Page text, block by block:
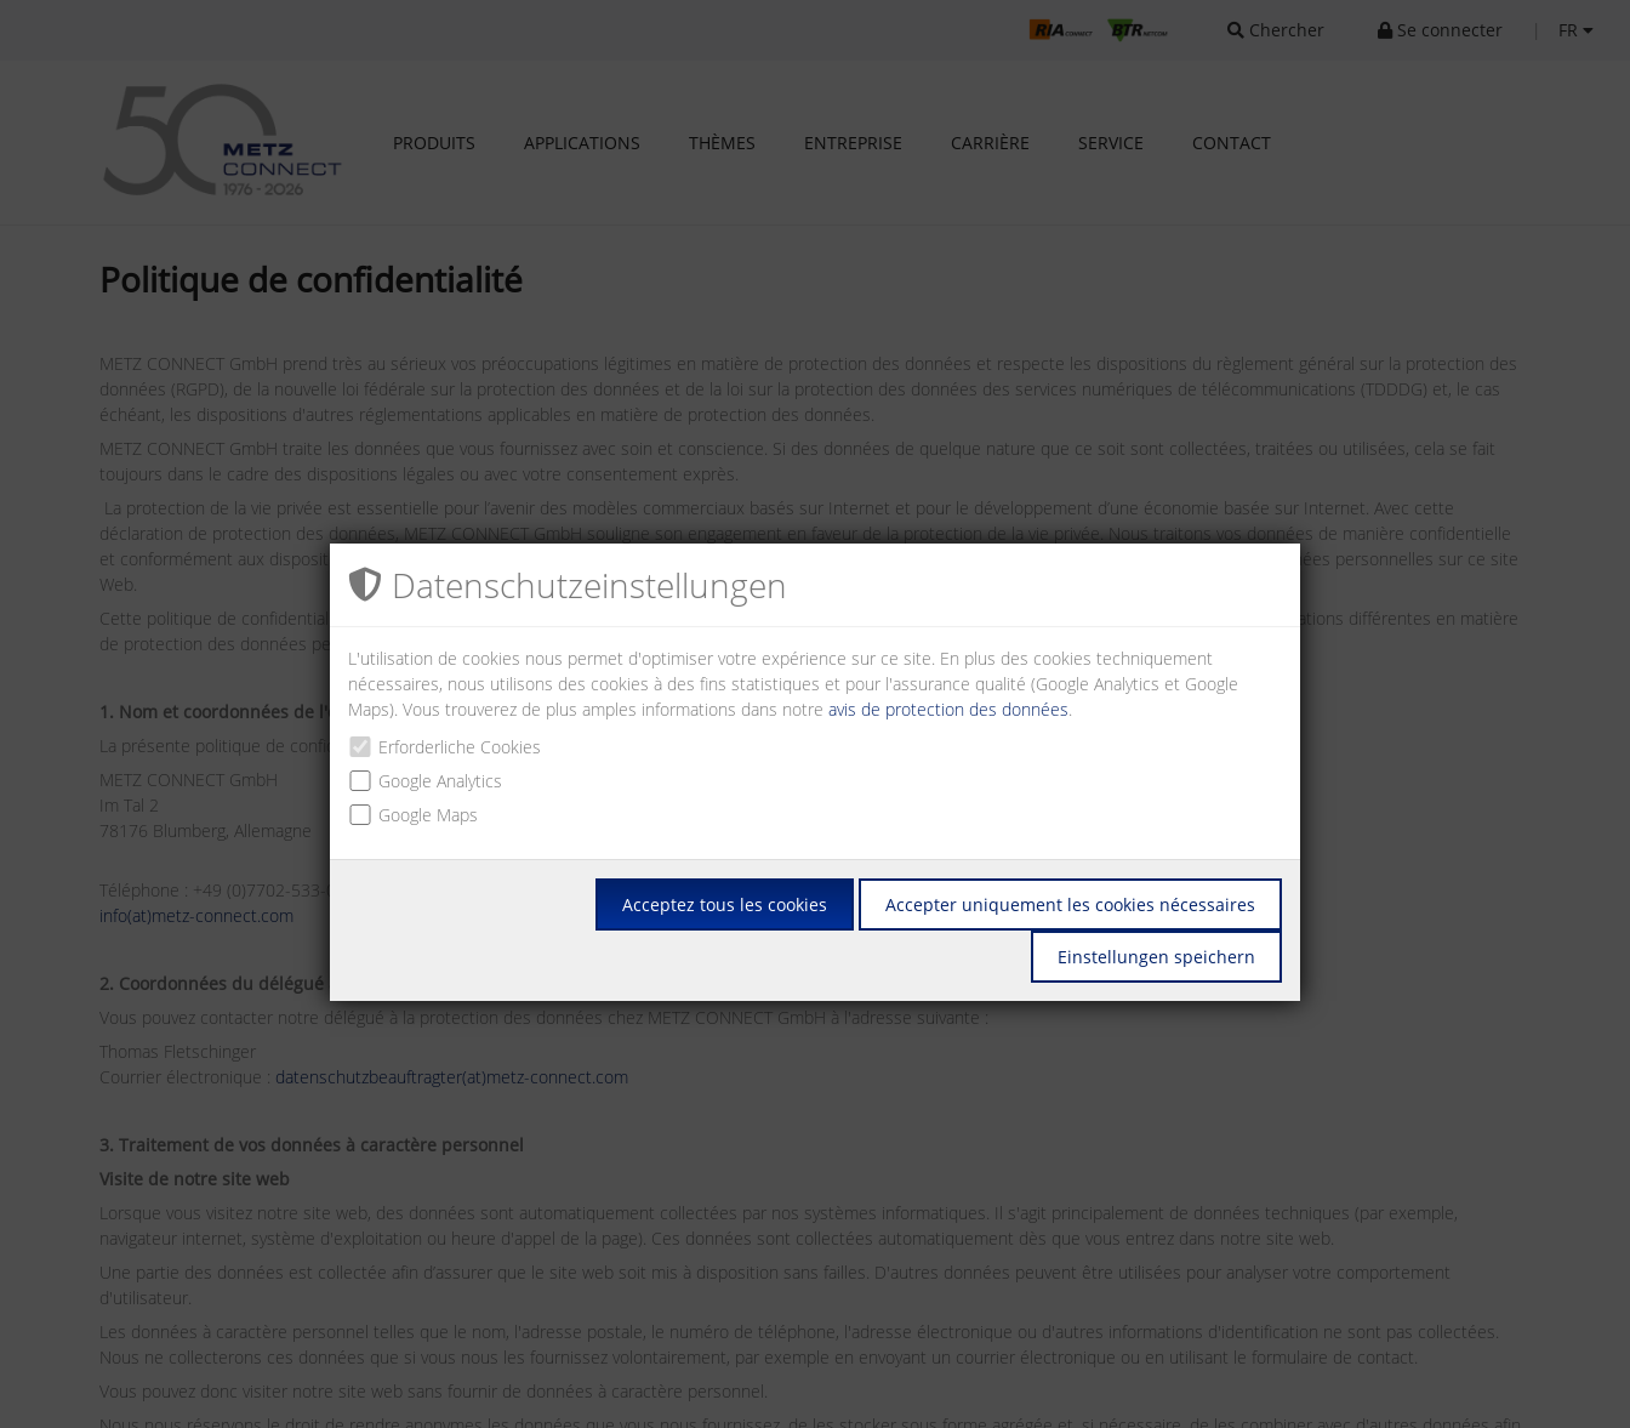
Chercher Se connecter FR
PRODUITS APPLICATIONS THÈMES ENTREPRISE CARRIÈRE SERVICE CONTACT
Politique de confidentialité
METZ CONNECT GmbH prend très au sérieux vos préoccupations légitimes en matière de protection des données et respecte les dispositions du règlement général sur la protection des
données (RGPD), de la nouvelle loi fédérale sur la protection des données et de la loi sur la protection des données des services numériques de télécommunications (TDDDG) et, le cas
échéant, les dispositions d'autres réglementations applicables en matière de protection des données.
METZ CONNECT GmbH traite les données que vous fournissez avec soin et conscience. Si des données de quelque nature que ce soit sont collectées, traitées ou utilisées, cela se fait
toujours dans le cadre des dispositions légales ou avec votre consentement exprès.
La protection de la vie privée est essentielle pour l’avenir des modèles commerciaux basés sur Internet et pour le développement d’une économie basée sur Internet. Avec cette
déclaration de protection des données, METZ CONNECT GmbH souligne son engagement en faveur de la protection de la vie privée. Nous traitons vos données de manière confidentielle
et conformément aux dispositions légales en matière de protection des données. Vous trouverez ci-dessous comment METZ CONNECT GmbH traite les données personnelles sur ce site
Web.
Cette politique de confidentialité s'applique à ce site Web et à tous les autres sites Web qui font référence à cette politique de confidentialité. Des réglementations différentes en matière
de protection des données peuvent s'appliquer à certaines sociétés de METZ CONNECT GmbH.
1. Nom et coordonnées de l'organisme responsable
La présente politique de confidentialité s'applique au traitement des données par :
METZ CONNECT GmbH
Im Tal 2
78176 Blumberg, Allemagne
Téléphone : +49 (0)7702-533-0
info(at)metz-connect.com
2. Coordonnées du délégué à la protection des données
Vous pouvez contacter notre délégué à la protection des données chez METZ CONNECT GmbH à l'adresse suivante :
Thomas Fletschinger
Courrier électronique : datenschutzbeauftragter(at)metz-connect.com
3. Traitement de vos données à caractère personnel
Visite de notre site web
Lorsque vous visitez notre site web, des données sont automatiquement collectées par nos systèmes informatiques. Il s'agit principalement de données techniques (par exemple,
navigateur internet, système d'exploitation ou heure d'appel de la page). Ces données sont collectées automatiquement dès que vous entrez dans notre site web.
Une partie des données est collectée afin d’assurer que le site web soit mis à disposition sans failles. D'autres données peuvent être utilisées pour analyser votre comportement
d'utilisateur.
Les données à caractère personnel telles que le nom, l'adresse postale, le numéro de téléphone, l'adresse électronique ou d'autres informations d'identification ne sont pas collectées.
Nous ne collecterons ces données que si vous nous les fournissez volontairement, par exemple en envoyant un courrier électronique ou en utilisant le formulaire de contact.
Vous pouvez donc visiter notre site web sans fournir de données à caractère personnel.
Datenschutz­einstellungen
L'utilisation de cookies nous permet d'optimiser votre expérience sur ce site. En plus des cookies techniquement
nécessaires, nous utilisons des cookies à des fins statistiques et pour l'assurance qualité (Google Analytics et Google
Maps). Vous trouverez de plus amples informations dans notre avis de protection des données.
Erforderliche Cookies
Google Analytics
Google Maps
Acceptez tous les cookies Accepter uniquement les cookies nécessaires
Einstellungen speichern